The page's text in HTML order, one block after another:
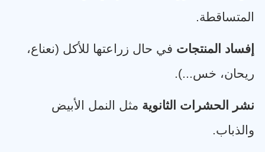
المتساقطة.
إفساد المنتجات في حال زراعتها للأكل (نعناع،
ريحان، خس...).
نشر الحشرات الثانوية مثل النمل الأبيض
والذباب.